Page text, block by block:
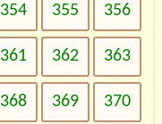
354 355 356
361 362 363
368 369 370